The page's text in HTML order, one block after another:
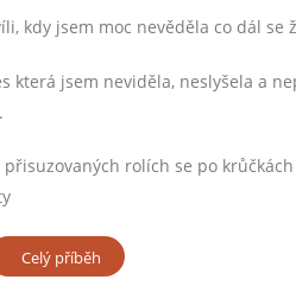
kdy jsem moc nevěděla co dál se
která jsem neviděla, neslyšela a
rolích se po
Celý příběh